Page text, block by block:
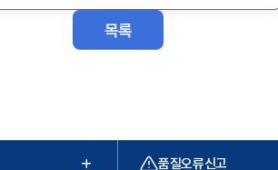
목록
품질오류신고